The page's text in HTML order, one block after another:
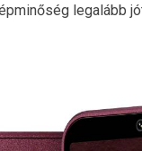
legalább